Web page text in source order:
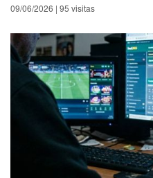
09/06/2026 | 95 visitas